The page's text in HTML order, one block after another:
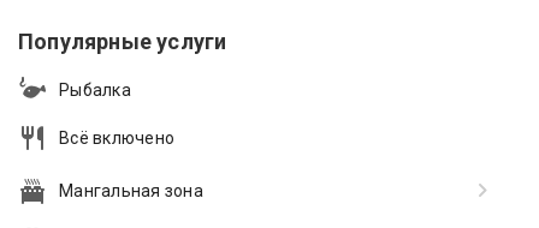
Популярные услуги
Рыбалка
Всё включено
Мангальная зона